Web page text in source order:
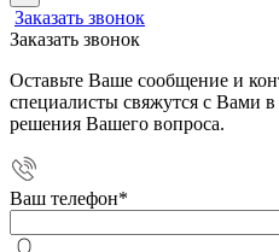
Заказать звонок
Заказать звонок
Оставьте Ваше сообщение и
специалисты свяжутся с Вами
решения Вашего вопроса.
Ваш телефон*